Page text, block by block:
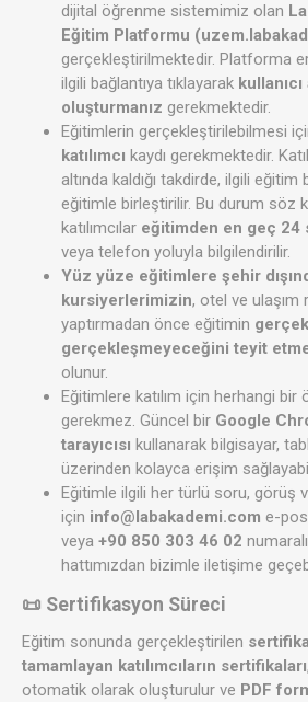
dijital öğrenme sistemimiz olan
Eğitim Platformu
gerçekleştirilmektedir. Platforma
ilgili bağlantıya tıklayarak
oluşturmanız gerekmektedir.
Eğitimlerin gerçekleştirilebilmesi
katılımcı kaydı gerekmektedir.
altında kaldığı takdirde, ilgili
eğitimle birleştirilir. Bu durum söz
katılımcılar eğitimden en geç 24
veya telefon yoluyla bilgilendirilir.
Yüz yüze eğitimlere şehir
kursiyerlerimizin, otel ve ulaşım
yaptırmadan önce eğitimin
gerçekleşmeyeceğini teyit
olunur.
Eğitimlere katılım için herhangi bir
gerekmez. Güncel bir Google
tarayıcısı kullanarak bilgisayar,
üzerinden kolayca erişim
Eğitimle ilgili her türlü soru, görüş
için info@labakademi.com e-
veya +90 850 303 46 02
hattımızdan bizimle iletişime
📜 Sertifikasyon Süreci
Eğitim sonunda gerçekleştirilen sertifika
tamamlayan katılımcıların sertifikaları
otomatik olarak oluşturulur ve PDF